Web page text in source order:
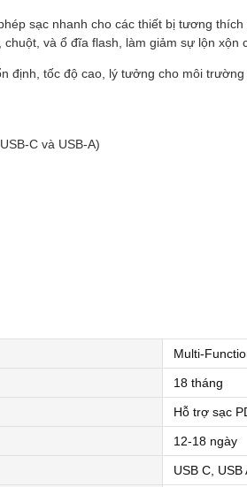
sạc nhanh cho các thiết bị tương
và ổ đĩa flash, làm giảm sự lộn xộn
định, tốc độ cao, lý tưởng cho môi
C và USB-A)
Multi-
18 tháng
Hỗ trợ sạc
12-18 ngày
USB C, USB